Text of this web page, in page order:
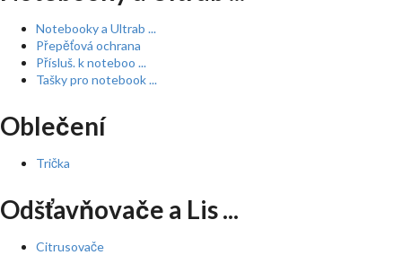
Notebooky a Ultrab ...
Přepěťová ochrana
Přísluš. k noteboo ...
Tašky pro notebook ...
Oblečení
Trička
Odšťavňovače a Lis ...
Citrusovače